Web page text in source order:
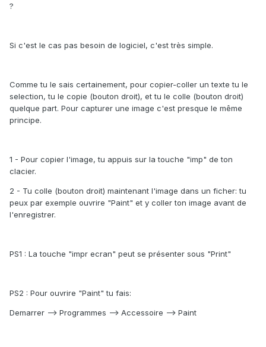
?
Si c'est le cas pas besoin de logiciel, c'est très simple.
Comme tu le sais certainement, pour copier-coller un texte tu le
selection, tu le copie (bouton droit), et tu le colle (bouton droit)
quelque part. Pour capturer une image c'est presque le même
principe.
1 - Pour copier l'image, tu appuis sur la touche "imp" de ton
clacier.
2 - Tu colle (bouton droit) maintenant l'image dans un ficher: tu
peux par exemple ouvrire "Paint" et y coller ton image avant de
l'enregistrer.
PS1 : La touche "impr ecran" peut se présenter sous "Print"
PS2 : Pour ouvrire "Paint" tu fais:
Demarrer --> Programmes --> Accessoire --> Paint